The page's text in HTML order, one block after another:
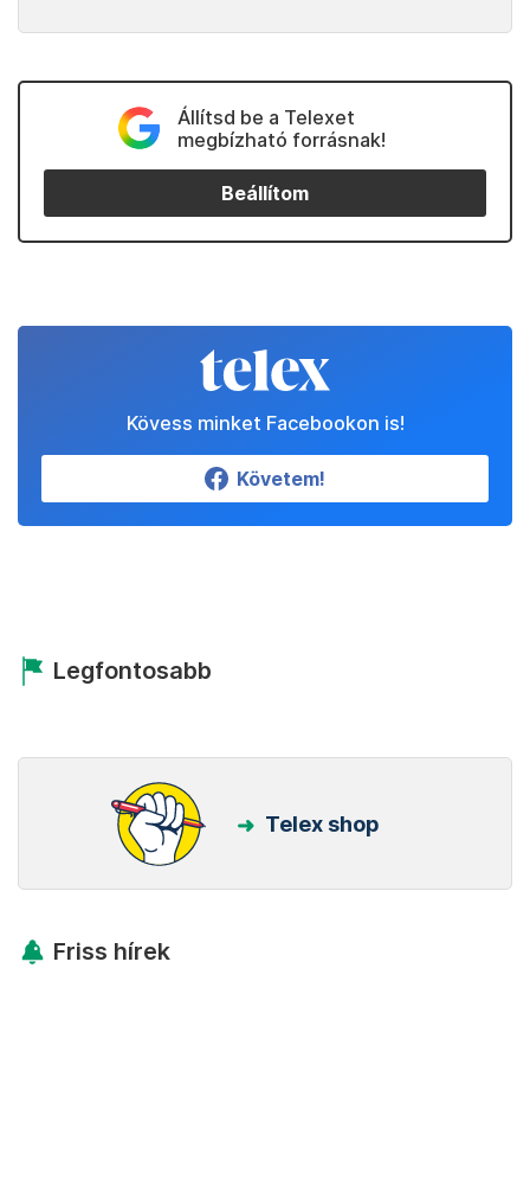
Állítsd be a Telexet
megbízható forrásnak!
Beállítom
Kövess minket Facebookon is!
Követem!
Legfontosabb
Telex shop
Friss hírek